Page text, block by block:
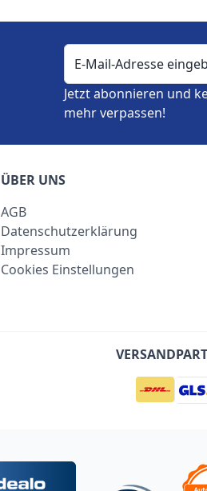
E-Mail-Adresse
Jetzt abonnieren und
mehr verpassen!
ÜBER UNS
AGB
Datenschutzerklärung
Impressum
Cookies Einstellungen